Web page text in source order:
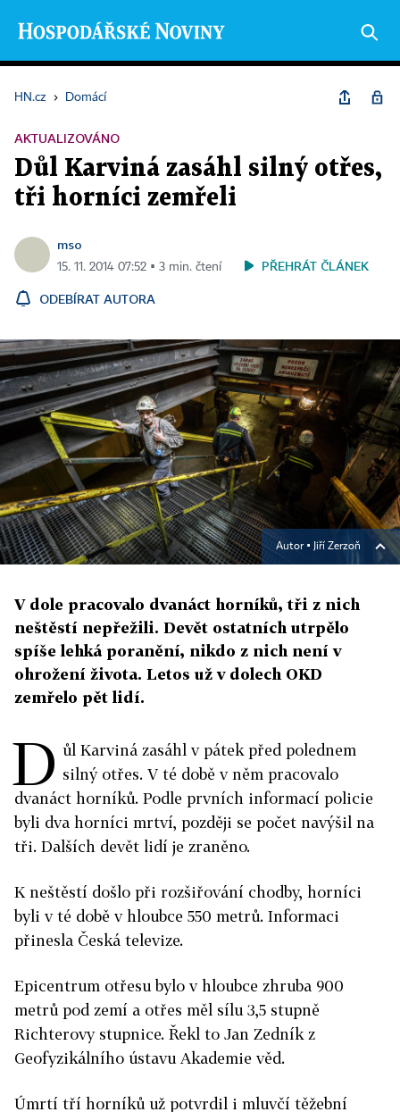
HN.cz › Domácí
AKTUALIZOVÁNO
Důl Karviná zasáhl silný otřes,
tři horníci zemřeli
mso
15. 11. 2014 07:52 ▪ 3 min. čtení PŘEHRÁT ČLÁNEK
ODEBÍRAT AUTORA
Autor ▪ Jiří Zerzoň
V dole pracovalo dvanáct horníků, tři z nich
neštěstí nepřežili. Devět ostatních utrpělo
spíše lehká poranění, nikdo z nich není v
ohrožení života. Letos už v dolech OKD
zemřelo pět lidí.
D ůl Karviná zasáhl v pátek před polednem
silný otřes. V té době v něm pracovalo
dvanáct horníků. Podle prvních informací policie
byli dva horníci mrtví, později se počet navýšil na
tři. Dalších devět lidí je zraněno.
K neštěstí došlo při rozšiřování chodby, horníci
byli v té době v hloubce 550 metrů. Informaci
přinesla Česká televize.
Epicentrum otřesu bylo v hloubce zhruba 900
metrů pod zemí a otřes měl sílu 3,5 stupně
Richterovy stupnice. Řekl to Jan Zedník z
Geofyzikálního ústavu Akademie věd.
Úmrtí tří horníků už potvrdil i mluvčí těžební